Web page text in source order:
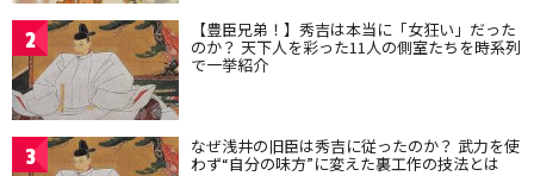
2 【豊臣兄弟！】秀吉は本当に「女狂い」だった
のか？ 天下人を彩った11人の側室たちを時系列
で一挙紹介
3 なぜ浅井の旧臣は秀吉に従ったのか？ 武力を使
わず“自分の味方”に変えた裏工作の技法とは